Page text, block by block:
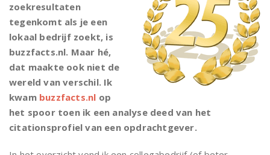
zoekresultaten
tegenkomt als je een
lokaal bedrijf zoekt, is
buzzfacts.nl. Maar hé,
dat maakte ook niet de
wereld van verschil. Ik
kwam buzzfacts.nl op
het spoor toen ik een analyse deed van het
citationsprofiel van een opdrachtgever.